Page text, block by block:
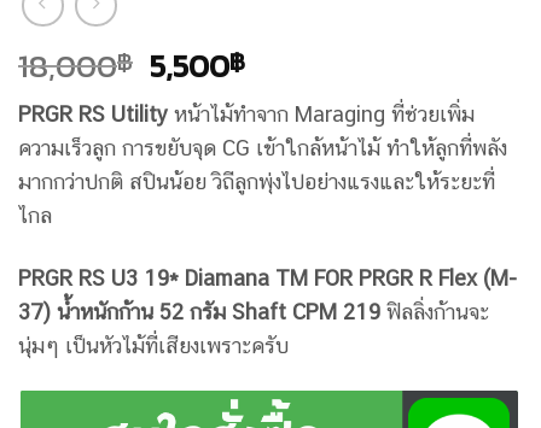
18,000฿ Original
price
was:
18,000฿.
5,500฿Current
price
is:
5,500฿.
PRGR RS Utility หน้าไม้ทำจาก Maraging ที่ช่วยเพิ่ม
ความเร็วลูก การขยับจุด CG เข้าใกล้หน้าไม้ ทำให้ลูกที่พลัง
มากกว่าปกติ สปินน้อย วิถีลูกพุ่งไปอย่างแรงและให้ระยะที่
ไกล
PRGR RS U3 19* Diamana TM FOR PRGR R Flex (M-
37) น้ำหนักก้าน 52 กรัม Shaft CPM 219 ฟิลลิ่งก้านจะ
นุ่มๆ เป็นหัวไม้ที่เสียงเพราะครับ